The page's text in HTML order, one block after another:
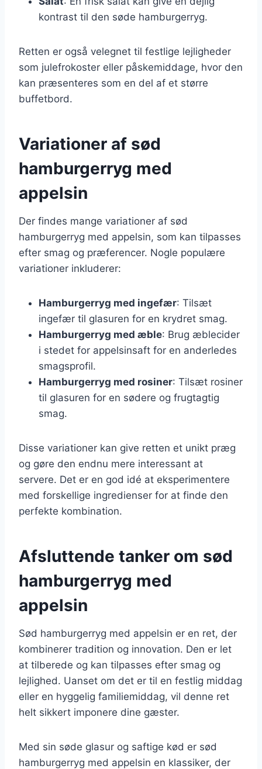
kontrast til den søde hamburgerryg.
Retten er også velegnet til festlige lejligheder
som julefrokoster eller påskemiddage, hvor den
kan præsenteres som en del af et større
buffetbord.
Variationer af sød
hamburgerryg med
appelsin
Der findes mange variationer af sød
hamburgerryg med appelsin, som kan tilpasses
efter smag og præferencer. Nogle populære
variationer inkluderer:
Hamburgerryg med ingefær: Tilsæt
ingefær til glasuren for en krydret smag.
Hamburgerryg med æble: Brug æblecider
i stedet for appelsinsaft for en anderledes
smagsprofil.
Hamburgerryg med rosiner: Tilsæt rosiner
til glasuren for en sødere og frugtagtig
smag.
Disse variationer kan give retten et unikt præg
og gøre den endnu mere interessant at
servere. Det er en god idé at eksperimentere
med forskellige ingredienser for at finde den
perfekte kombination.
Afsluttende tanker om sød
hamburgerryg med
appelsin
Sød hamburgerryg med appelsin er en ret, der
kombinerer tradition og innovation. Den er let
at tilberede og kan tilpasses efter smag og
lejlighed. Uanset om det er til en festlig middag
eller en hyggelig familiemiddag, vil denne ret
helt sikkert imponere dine gæster.
Med sin søde glasur og saftige kød er sød
hamburgerryg med appelsin en klassiker, der